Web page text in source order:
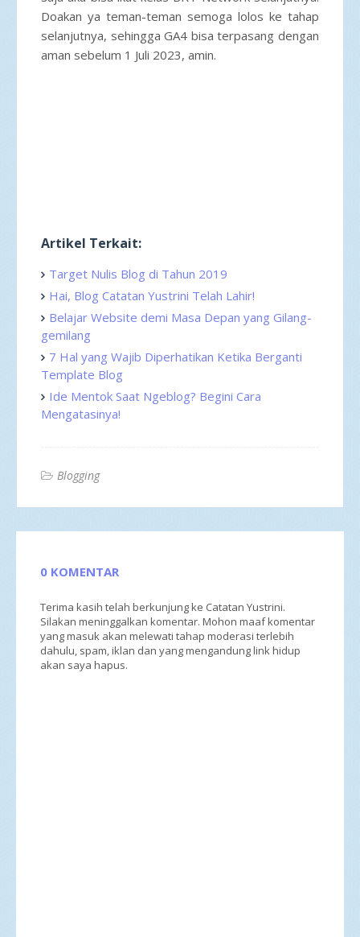
Doakan ya teman-teman semoga lolos ke tahap
selanjutnya, sehingga GA4 bisa terpasang dengan
aman sebelum 1 Juli 2023, amin.
Artikel Terkait:
Target Nulis Blog di Tahun 2019
Hai, Blog Catatan Yustrini Telah Lahir!
Belajar Website demi Masa Depan yang Gilang-
gemilang
7 Hal yang Wajib Diperhatikan Ketika Berganti
Template Blog
Ide Mentok Saat Ngeblog? Begini Cara
Mengatasinya!
Blogging
0 KOMENTAR
Terima kasih telah berkunjung ke Catatan Yustrini.
Silakan meninggalkan komentar. Mohon maaf komentar
yang masuk akan melewati tahap moderasi terlebih
dahulu, spam, iklan dan yang mengandung link hidup
akan saya hapus.